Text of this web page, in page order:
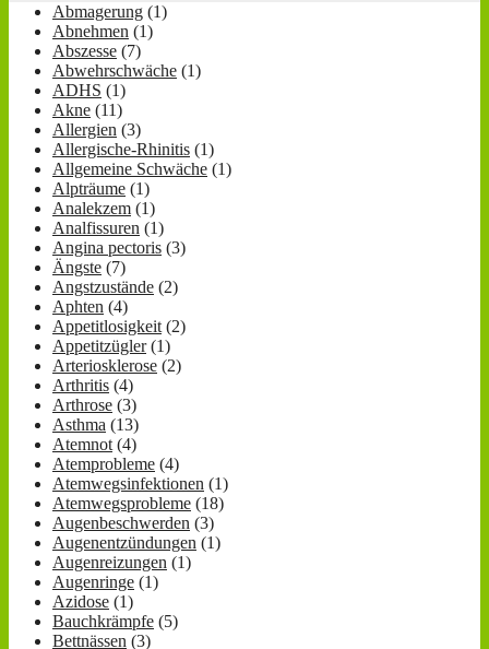
Abmagerung (1)
Abnehmen (1)
Abszesse (7)
Abwehrschwäche (1)
ADHS (1)
Akne (11)
Allergien (3)
Allergische-Rhinitis (1)
Allgemeine Schwäche (1)
Alpträume (1)
Analekzem (1)
Analfissuren (1)
Angina pectoris (3)
Ängste (7)
Angstzustände (2)
Aphten (4)
Appetitlosigkeit (2)
Appetitzügler(1)
Arteriosklerose (2)
Arthritis (4)
Arthrose (3)
Asthma (13)
Atemnot (4)
Atemprobleme (4)
Atemwegsinfektionen (1)
Atemwegsprobleme (18)
Augenbeschwerden (3)
Augenentzündungen (1)
Augenreizungen (1)
Augenringe (1)
Azidose (1)
Bauchkrämpfe (5)
Bettnässen (3)